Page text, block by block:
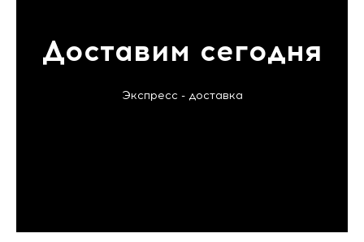
Доставим сегодня
Экспресс - доставка